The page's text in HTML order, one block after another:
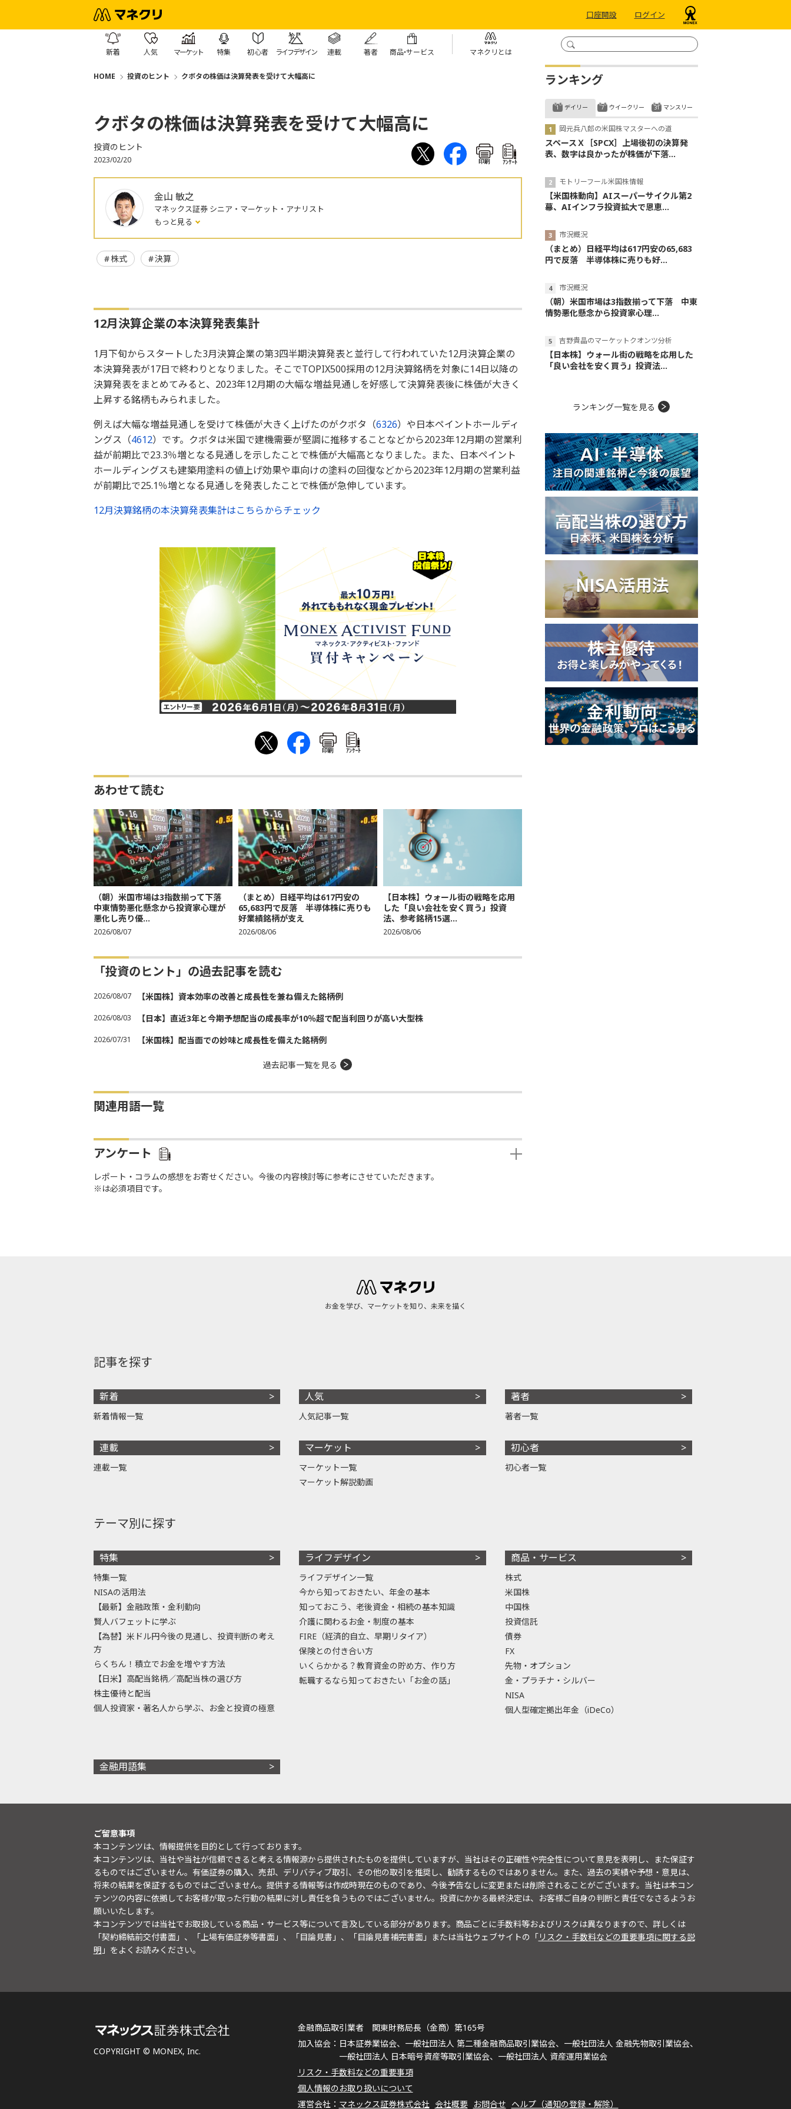
口座開設 ログイン
新着 人気 マーケット 特集 初心者 ライフデザイン 連載 著者 商品・サービス マネクリとは
HOME 投資のヒント クボタの株価は決算発表を受けて大幅高に
クボタの株価は決算発表を受けて大幅高に
投資のヒント
2023/02/20 印刷 ｱﾝｹｰﾄ
金山 敏之
マネックス証券 シニア・マーケット・アナリスト
もっと見る
株式 決算
12月決算企業の本決算発表集計
1月下旬からスタートした3月決算企業の第3四半期決算発表と並行して行われていた12月決算企業の
本決算発表が17日で終わりとなりました。そこでTOPIX500採用の12月決算銘柄を対象に14日以降の
決算発表をまとめてみると、2023年12月期の大幅な増益見通しを好感して決算発表後に株価が大きく
上昇する銘柄もみられました。
例えば大幅な増益見通しを受けて株価が大きく上げたのがクボタ（6326）や日本ペイントホールディ
ングス（4612）です。クボタは米国で建機需要が堅調に推移することなどから2023年12月期の営業利
益が前期比で23.3％増となる見通しを示したことで株価が大幅高となりました。また、日本ペイント
ホールディングスも建築用塗料の値上げ効果や車向けの塗料の回復などから2023年12月期の営業利益
が前期比で25.1％増となる見通しを発表したことで株価が急伸しています。
12月決算銘柄の本決算発表集計はこちらからチェック
印刷 ｱﾝｹｰﾄ
あわせて読む
（朝）米国市場は3指数揃って下落
中東情勢悪化懸念から投資家心理が
悪化し売り優...
2026/08/07
（まとめ）日経平均は617円安の
65,683円で反落 半導体株に売りも
好業績銘柄が支え
2026/08/06
【日本株】ウォール街の戦略を応用
した「良い会社を安く買う」投資
法、参考銘柄15選...
2026/08/06
「投資のヒント」の過去記事を読む
2026/08/07 【米国株】資本効率の改善と成長性を兼ね備えた銘柄例
2026/08/03 【日本】直近3年と今期予想配当の成長率が10％超で配当利回りが高い大型株
2026/07/31 【米国株】配当面での妙味と成長性を備えた銘柄例
過去記事一覧を見る
関連用語一覧
アンケート
レポート・コラムの感想をお寄せください。今後の内容検討等に参考にさせていただきます。
※は必須項目です。
ランキング
デイリー
岡元兵八郎の米国株マスターへの道
スペースＸ［SPCX］上場後初の決算発
表、数字は良かったが株価が下落...
モトリーフール米国株情報
【米国株動向】AIスーパーサイクル第2
幕、AIインフラ投資拡大で恩恵...
市況概況
（まとめ）日経平均は617円安の65,683
円で反落 半導体株に売りも好...
市況概況
（朝）米国市場は3指数揃って下落 中東
情勢悪化懸念から投資家心理...
吉野貴晶のマーケットクオンツ分析
【日本株】ウォール街の戦略を応用した
「良い会社を安く買う」投資法...
ウイークリー マンスリー
ランキング一覧を見る
お金を学び、マーケットを知り、未来を描く
記事を探す
新着
新着情報一覧
連載
連載一覧
人気
人気記事一覧
マーケット
マーケット一覧
マーケット解説動画
著者
著者一覧
初心者
初心者一覧
テーマ別に探す
特集
特集一覧
NISAの活用法
【最新】金融政策・金利動向
賢人バフェットに学ぶ
【為替】米ドル円今後の見通し、投資判断の考え
方
らくちん！積立でお金を増やす方法
【日米】高配当銘柄／高配当株の選び方
株主優待と配当
個人投資家・著名人から学ぶ、お金と投資の極意
ライフデザイン
ライフデザイン一覧
今から知っておきたい、年金の基本
知っておこう、老後資金・相続の基本知識
介護に関わるお金・制度の基本
FIRE（経済的自立、早期リタイア）
保険との付き合い方
いくらかかる？教育資金の貯め方、作り方
転職するなら知っておきたい「お金の話」
商品・サービス
株式
米国株
中国株
投資信託
債券
FX
先物・オプション
金・プラチナ・シルバー
NISA
個人型確定拠出年金（iDeCo）
金融用語集
ご留意事項
本コンテンツは、情報提供を目的として行っております。
本コンテンツは、当社や当社が信頼できると考える情報源から提供されたものを提供していますが、当社はその正確性や完全性について意見を表明し、また保証す
るものではございません。有価証券の購入、売却、デリバティブ取引、その他の取引を推奨し、勧誘するものではありません。また、過去の実績や予想・意見は、
将来の結果を保証するものではございません。提供する情報等は作成時現在のものであり、今後予告なしに変更または削除されることがございます。当社は本コン
テンツの内容に依拠してお客様が取った行動の結果に対し責任を負うものではございません。投資にかかる最終決定は、お客様ご自身の判断と責任でなさるようお
願いいたします。
本コンテンツでは当社でお取扱している商品・サービス等について言及している部分があります。商品ごとに手数料等およびリスクは異なりますので、詳しくは
「契約締結前交付書面」、「上場有価証券等書面」、「目論見書」、「目論見書補完書面」または当社ウェブサイトの「リスク・手数料などの重要事項に関する説
明 」をよくお読みください。
COPYRIGHT © MONEX, Inc.
金融商品取引業者 関東財務局長（金商）第165号
日本証券業協会、一般社団法人 第二種金融商品取引業協会、一般社団法人 金融先物取引業協会、
一般社団法人 日本暗号資産等取引業協会、一般社団法人 資産運用業協会
リスク・手数料などの重要事項
個人情報のお取り扱いについて
マネックス証券株式会社 会社概要 お問合せ ヘルプ（通知の登録・解除）